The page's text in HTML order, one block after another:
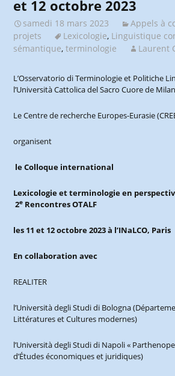
et 12 octobre 2023
samedi 18 mars 2023
Appels à
projets
Lexicologie, Linguistique
sémantique,terminologie Laurent
L’Osservatorio di Terminologie et Politiche
l’Università Cattolica del Sacro Cuore de Milan
Le Centre de recherche Europes-Eurasie
organisent
le Colloque international
Lexicologie et terminologie en
2e Rencontres OTALF
les 11 et 12 octobre 2023 à l’INaLCO, Paris
En collaboration avec
REALITER
l’Università degli Studi di Bologna
Littératures et Cultures modernes)
l’Università degli Studi di Napoli «
d’Études économiques et juridiques)